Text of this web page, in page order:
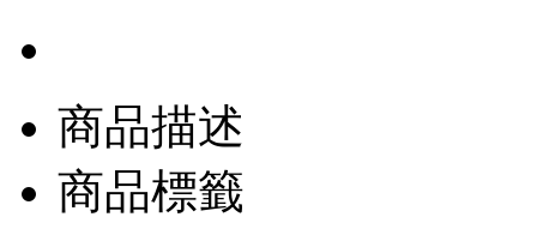
商品描述
商品標籤